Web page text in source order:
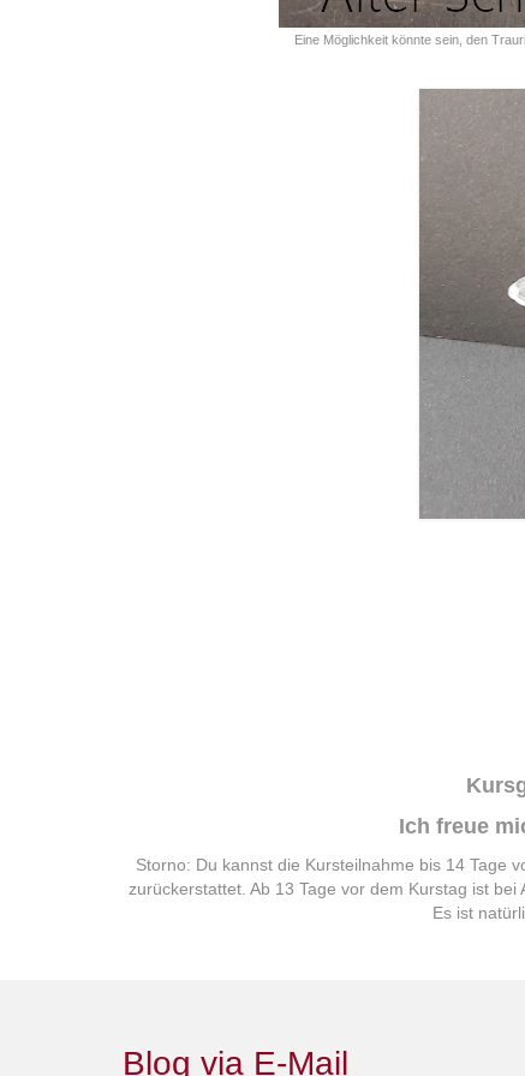
Eine Möglichkeit könnte sein, den
Ich freue
Storno: Du kannst die Kursteilnahme bis 14 Tage
zurückerstattet. Ab 13 Tage vor dem Kurstag ist
Es ist
Blog via E-Mail